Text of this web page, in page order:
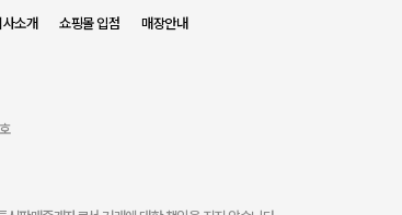
사소개 쇼핑몰 입점 매장안내